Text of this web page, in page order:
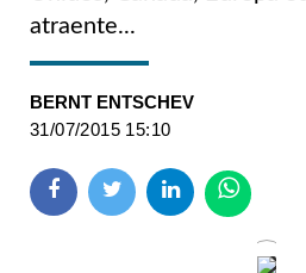
atraente...
BERNT ENTSCHEV
31/07/2015 15:10